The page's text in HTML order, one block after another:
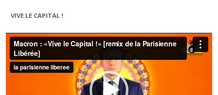
VIVE LE CAPITAL !
Lecteur
vidéo